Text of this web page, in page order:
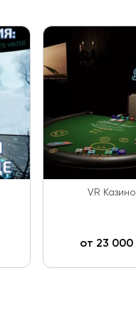
VR Казино
от 23 000